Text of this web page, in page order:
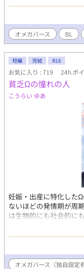
談所のアドバイザーに
た――。 獣人攻オメガ
（検索推奨）設定の為
お左記が分からなくて
が犬そのもの、犬頭部
に変化します 表紙画は
降番外編を更新中です
中
オメガバース BL
短編 完結 R18
お気に入り : 719 24h.ポ
貧乏Ωの憧れの人
こうらい ゆあ
妊娠・出産に特化した
ないほどの発情期が周
は生物的にも社会的に
の関係をもつようにな
う。中絶するには番の
り、拓也の番になる
すぎて……。すれ違い拗
介して頂いた時に書い
オメガバース（独自設定